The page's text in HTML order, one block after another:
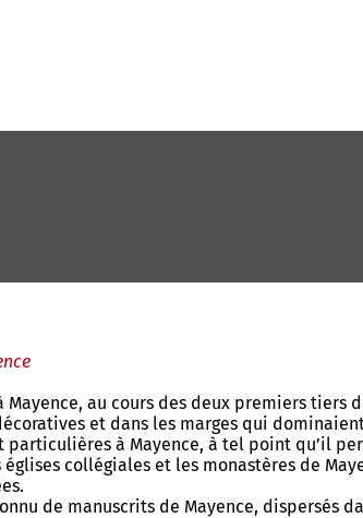
au cours des deux premiers tiers
et dans les marges qui
à Mayence, à tel point qu’il
collégiales et les monastères de
de manuscrits de Mayence, dispersés